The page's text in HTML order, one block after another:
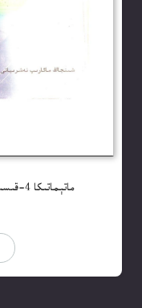
ماتېماتىكا 4-قىسىم (تۇلۇق ئوتتۇرا زۆرۈر دەرىسلىك)